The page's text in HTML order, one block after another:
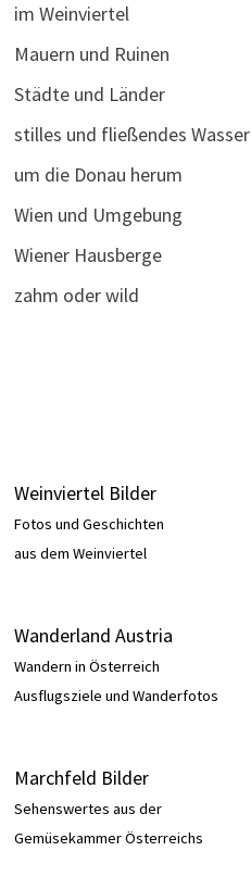
im Weinviertel
Mauern und Ruinen
Städte und Länder
stilles und fließendes Wasser
um die Donau herum
Wien und Umgebung
Wiener Hausberge
zahm oder wild
Weinviertel Bilder
Fotos und Geschichten
aus dem Weinviertel
Wanderland Austria
Wandern in Österreich
Ausflugsziele und Wanderfotos
Marchfeld Bilder
Sehenswertes aus der
Gemüsekammer Österreichs